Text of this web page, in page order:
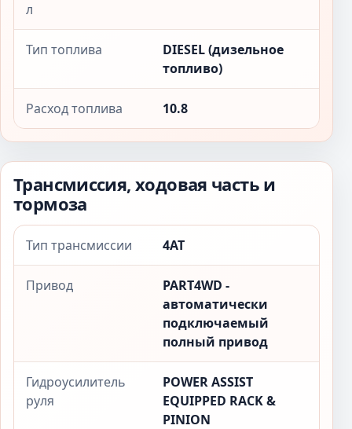
л
Тип топлива
DIESEL (дизельное
топливо)
Расход топлива 10.8
Трансмиссия, ходовая часть и
тормоза
Тип трансмиссии 4AT
Привод
PART4WD -
автоматически
подключаемый
полный привод
Гидроусилитель
руля
POWER ASSIST
EQUIPPED RACK &
PINION